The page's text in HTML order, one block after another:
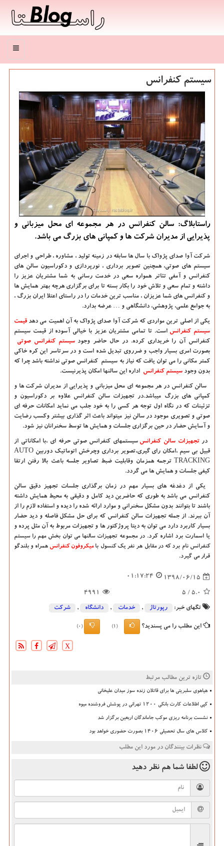
منو
سیستم كنفرانس
راستابلاگ: سالن كنفرانس در هر مجموعه ای محل میزبانی و
پذیرایی از مدیران شركت ها و كمپانی های بزرگ می باشد.
شرکت آوا صدای پژواک با سال ها سابقه در زمینه تولید ، مشاوره ، طراحی و اجرای
سیستم های صوتی، همچنین تصویر برداری ، نورپردازی و دکوراسیون سالن های
کنفرانس و آمفی تئاتر همواره سعی در خدمت رسانی به شما مشتریان عزیز را
داشته و تمام سعی و تلاش خود را بکار بسته تا برای برگزاری هرچه بهتر همایش ها
و کنفرانس های شما عزیزان ، مناسب ترین خدمات را در راستای اعتلا ایران بزرگ ،
به جوامع علمی، پژوهشی، دانشگاهی و … عرضه بدارد.
یکی از اصلی ترین مواردی که شرکت آوا صدای پژواک به آن اهمیت می دهد قیمت
سیستم کنفرانس است. تا تمامی مشتریان عزیز با خیالی آسوده از قیمت سیستم
کنفرانس آن را خریداری کرده. در حال حاضر وجودسیستم کنفرانس صوتی
بصورت امری بسیار واجب و ضرروی تبدیل شده است و در سرتاسر این کره خاکی
کمتر مکانی را می توان یافت که نیاز به سیستم کنفرانس صوتی نداشته باشد چرا که
بدون وجود سیستم کنفرانس اداره این سالنها امکان پذیرنیست.
سالن کنفرانس در هر مجموعه ای محل میزبانی و پذیرایی از مدیران شرکت ها و
کمپانی های بزرگ میباشد.در تجهیزات سالن کنفرانس علاوه بر دکوراسیون و
تزئینات که در نگاه اول توجه هر کسی را به خود جلب می نماید امکانات حرفه ای
صوتی و تصویری موجود در سالن نیز میتواند باعث اثر گذاری بیشتر وکسب رضایت
و آسایش حضار در حین برگزاری جلسات و همایش ها توسط سخنرانان نیز شود.
درتجهیزات سالن کنفرانس سیستمهای کنفرانس صوتی حرفه ای ،با امکاناتی از
قبیل بی سیم ،امکان رای گیری،تصویر برداری وچرخش اتوماتیک دوربین AUTO
TRACKING ترجمه همزمان وقابلیت ضبط تصاویر جلسه باعث بالا رفتن ارتقا
کیفی جلسات و همایش ها می گردد.
یکی از دغدغه های بسیار مهم در زمان برگذاری جلسات تجهیز دقیق سالن
کنفرانس می باشد به طوری که حاضرین دید کامل و دقیقی به محیط همایش داشته
باشند تا بتوانند بدون مشکل سخنرانی و موارد ارائه شده را دیده و استفاده لازم را از
آن ببرند. از جمله تجهیزات سالن کنفرانس که برای حل مشکل فاصله و دید حضار
بسیار کاربرد دارد می توان به دیتا پروژکتور ها و تجهیزات مربوط به آن مثل پرده و
یا اسمارت برد اشاره کرد.در مجموعه تجهیزات سالنها می توان بخش مهم را سیستم
کنفرانس نام برد که در مقابل هر نفر یک کنسول بامیکروفون کنفرانس همراه و بلندگو
قرار می گیرد.
1398/06/15
01:17:24
5.0
/ 5
4991
تگهای خبر: رپورتاژ , خدمات , دانشگاه‌ , شركت
این مطلب را می پسندید؟ (1)
(0)
X
تازه ترین مطالب مرتبط
هیاهوی سلبریتی ها برای قاتلان زنده سوز میدان علیخانی
کپی اطلاعات کارت بانکی ۱۲۰۰ تهرانی در پوشش فروشنده میوه
نشست برنامه ریزی موکب جاماندگان اربعین برگزار شد
کلاس های سال تحصیلی ۱۴۰۶ بصورت حضوری خواهد بود
نظرات بینندگان در مورد این مطلب
لطفا شما هم نظر دهید